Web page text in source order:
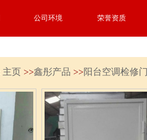
公司环境 荣誉资质
主页 >>鑫彤产品 >>阳台空调检修门